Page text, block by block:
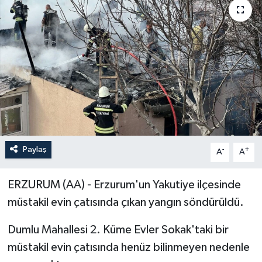
Paylaş A- A+
ERZURUM (AA) - Erzurum'un Yakutiye ilçesinde
müstakil evin çatısında çıkan yangın söndürüldü.
Dumlu Mahallesi 2. Küme Evler Sokak'taki bir
müstakil evin çatısında henüz bilinmeyen nedenle
ÖZEL HABER
RÖPORTAJLAR
SAĞLIK
SİYASET
GÜNCEL
YAŞAM
Yerel